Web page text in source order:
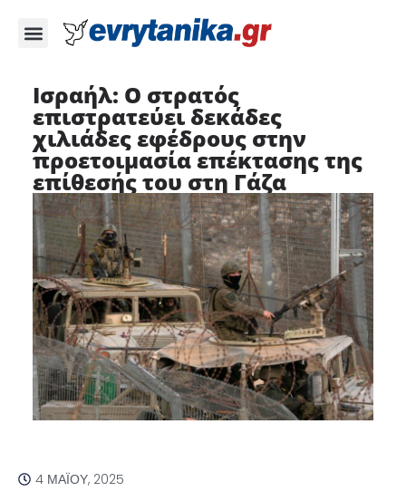
Ισραήλ: Ο στρατός
επιστρατεύει δεκάδες
χιλιάδες εφέδρους στην
προετοιμασία επέκτασης της
επίθεσής του στη Γάζα
4 ΜΑΪ́ΟΥ, 2025